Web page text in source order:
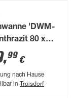
'DWM-
80 x
,99 €
nach Hause
in Troisdorf